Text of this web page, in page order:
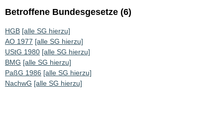
Betroffene Bundesgesetze (6)
HGB [alle SG hierzu]
AO 1977 [alle SG hierzu]
UStG 1980 [alle SG hierzu]
BMG [alle SG hierzu]
PaßG 1986 [alle SG hierzu]
NachwG [alle SG hierzu]